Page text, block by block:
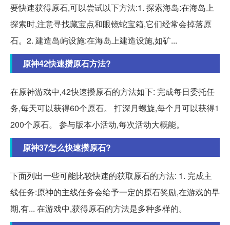
要快速获得原石,可以尝试以下方法:1. 探索海岛:在海岛上
探索时,注意寻找藏宝点和眼镜蛇宝箱,它们经常会掉落原
石。2. 建造岛屿设施:在海岛上建造设施,如矿...
原神42快速攒原石方法?
在原神游戏中,42快速攒原石的方法如下: 完成每日委托任
务,每天可以获得60个原石。 打深月螺旋,每个月可以获得1
200个原石。 参与版本小活动,每次活动大概能。
原神37怎么快速攒原石?
下面列出一些可能比较快速的获取原石的方法: 1. 完成主
线任务:原神的主线任务会给予一定的原石奖励,在游戏的早
期,有... 在游戏中,获得原石的方法是多种多样的。